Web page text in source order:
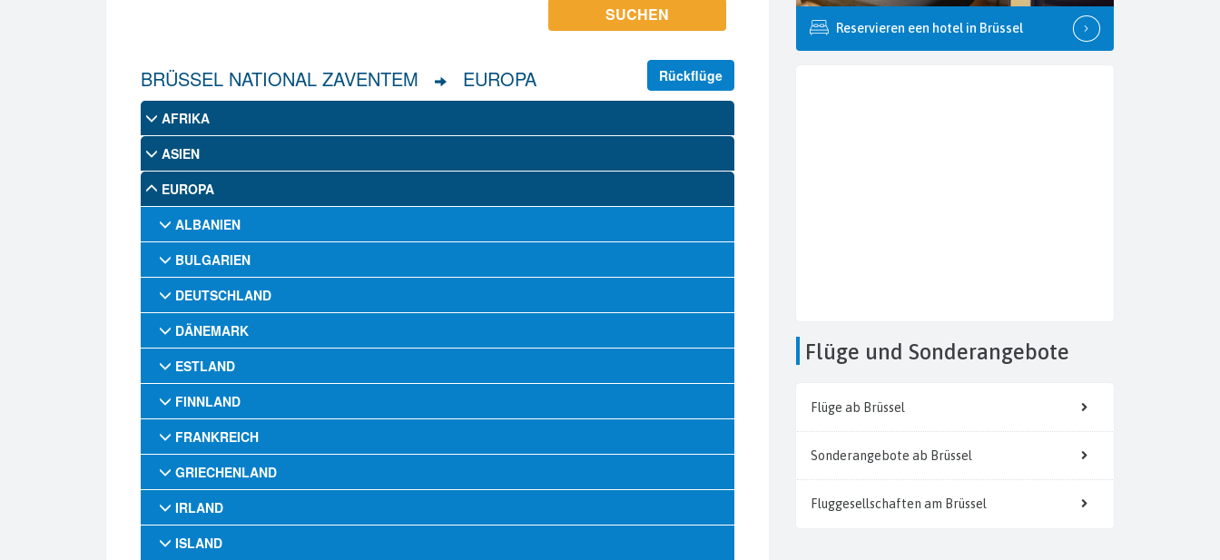
Reservieren een hotel in Brüssel
Flüge und Sonderangebote
Flüge ab Brüssel
Sonderangebote ab Brüssel
Fluggesellschaften am Brüssel